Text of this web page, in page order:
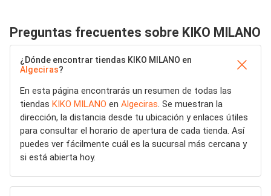
Preguntas frecuentes sobre KIKO MILANO
¿Dónde encontrar tiendas KIKO MILANO en
Algeciras?
En esta página encontrarás un resumen de todas las
tiendas KIKO MILANO en Algeciras. Se muestran la
dirección, la distancia desde tu ubicación y enlaces útiles
para consultar el horario de apertura de cada tienda. Así
puedes ver fácilmente cuál es la sucursal más cercana y
si está abierta hoy.